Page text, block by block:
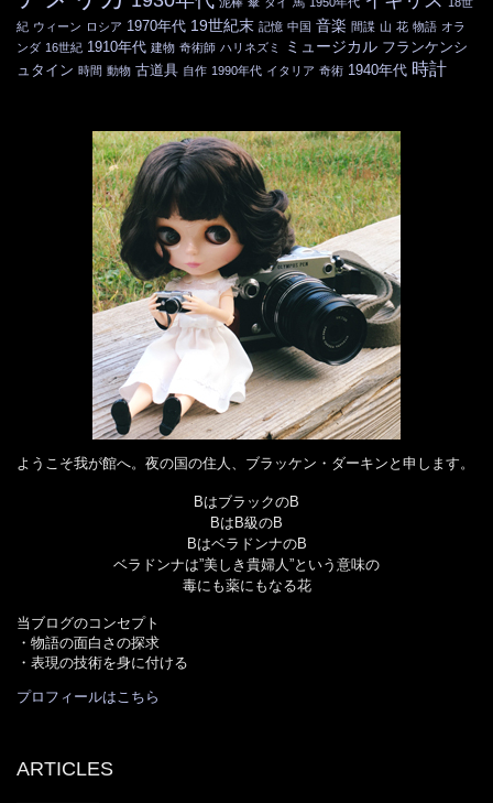
紀 ウィーン ロシア 1970年代 19世紀末 記憶 中国 音楽 間諜 山 花 物語 オラ
ンダ 16世紀 1910年代 建物 奇術師 ハリネズミ ミュージカル フランケンシ
ュタイン 時間 動物 古道具 自作 1990年代 イタリア 奇術 1940年代 時計
ようこそ我が館へ。夜の国の住人、ブラッケン・ダーキンと申します。
BはブラックのB
BはB級のB
BはベラドンナのB
ベラドンナは”美しき貴婦人”という意味の
毒にも薬にもなる花
当ブログのコンセプト
・物語の面白さの探求
・表現の技術を身に付ける
プロフィールはこちら
ARTICLES